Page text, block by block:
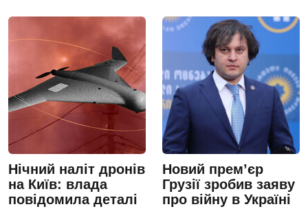
Нічний наліт дронів
на Київ: влада
повідомила деталі
Новий прем’єр
Грузії зробив заяву
про війну в Україні